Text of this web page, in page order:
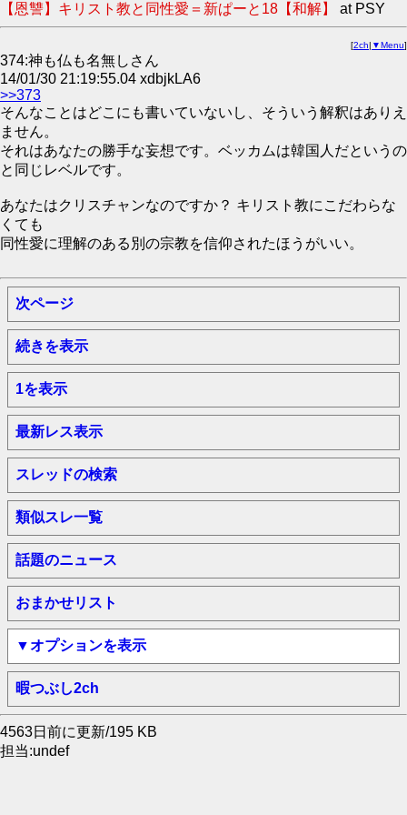
【恩讐】キリスト教と同性愛＝新ぱーと18【和解】 at PSY
[2ch| ▼Menu]
374:神も仏も名無しさん
14/01/30 21:19:55.04 xdbjkLA6
>>373
そんなことはどこにも書いていないし、そういう解釈はありえ
ません。
それはあなたの勝手な妄想です。ベッカムは韓国人だというの
と同じレベルです。
あなたはクリスチャンなのですか？ キリスト教にこだわらな
くても
同性愛に理解のある別の宗教を信仰されたほうがいい。
次ページ
続きを表示
1を表示
最新レス表示
スレッドの検索
類似スレ一覧
話題のニュース
おまかせリスト
▼オプションを表示
暇つぶし2ch
4563日前に更新/195 KB
担当:undef